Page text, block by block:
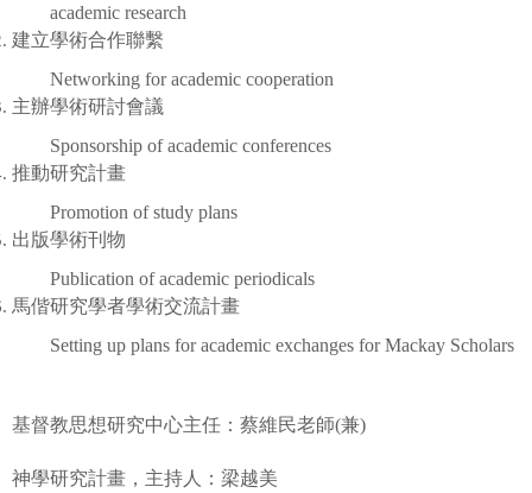
academic research
建立學術合作聯繫
Networking for academic cooperation
主辦學術研討會議
Sponsorship of academic conferences
推動研究計畫
Promotion of study plans
出版學術刊物
Publication of academic periodicals
馬偕研究學者學術交流計畫
Setting up plans for academic exchanges for Mackay Scholars
基督教思想研究中心主任：蔡維民老師(兼)
神學研究計畫，主持人：梁越美